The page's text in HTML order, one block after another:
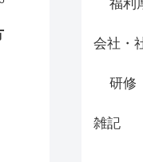
福利
会社・
研修
雑記